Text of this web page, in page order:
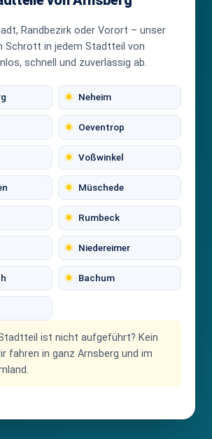
Randbezirk oder Vorort – unser
Schrott in jedem Stadtteil von
schnell und zuverlässig ab.
Neheim
Oeventrop
Voßwinkel
Müschede
Rumbeck
Niedereimer
Bachum
ist nicht aufgeführt? Kein
fahren in ganz Arnsberg und im